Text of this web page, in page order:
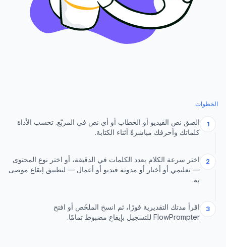
الخطوات
1
الصق نص الفيديو أو الخطاب أو أي نص في المربّع. تحسب الأداة
كلماتك وأحرفك مباشرةً أثناء الكتابة.
2
اختر سرعة الكلام بعدد الكلمات في الدقيقة، أو اختر نوع المحتوى
— تعليمي أو أخبار أو مدونة فيديو أو أعمال — لتطبيق إيقاع موصى
به.
3
اقرأ مدتك التقديرية فورًا، ثم انسخ الملخّص أو افتح
FlowPrompter للتسجيل بإيقاع مضبوط تمامًا.